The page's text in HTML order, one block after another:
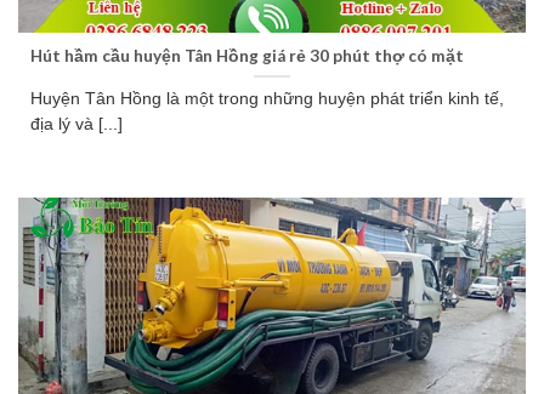
Hút hầm cầu huyện Tân Hồng giá rẻ 30 phút thợ có mặt
Huyện Tân Hồng là một trong những huyện phát triển kinh tế,
địa lý và [...]